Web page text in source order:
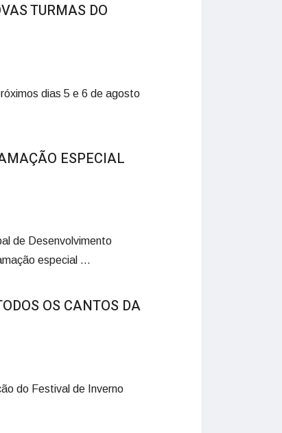
TURMAS DO
dias 5 e 6 de agosto
ESPECIAL
de Desenvolvimento
especial ...
OS CANTOS DA
do Festival de Inverno